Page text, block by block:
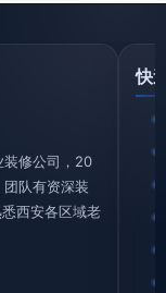
装修公司，20
队有资深装
西安各区域老
快